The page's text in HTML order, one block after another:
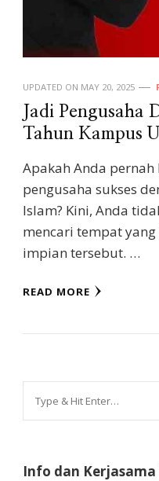
UPDATED ON MAY 20, 2025
Jadi Pengusaha
Tahun Kampus
Apakah Anda
pengusaha sukses
Islam? Kini, Anda
mencari tempat
impian tersebut. …
READ MORE
Info dan